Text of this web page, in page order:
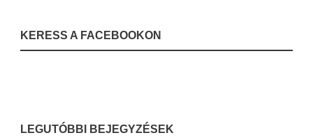
KERESS A FACEBOOKON
LEGUTÓBBI BEJEGYZÉSEK